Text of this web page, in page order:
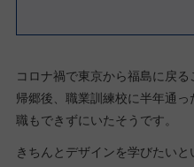
コロナ禍で東京から福島に戻る
帰郷後、職業訓練校に半年通
職もできずにいたそうです。
きちんとデザインを学びたい